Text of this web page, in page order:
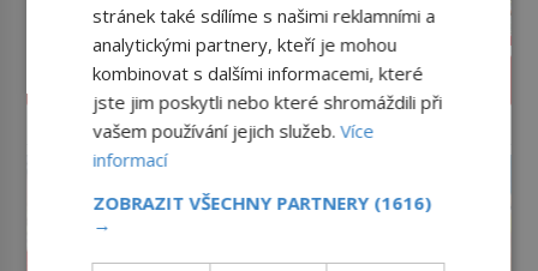
PROLISTOVAT ČASOPIS
reklama
stránek také sdílíme s našimi reklamními a
analytickými partnery, kteří je mohou
kombinovat s dalšími informacemi, které
jste jim poskytli nebo které shromáždili při
vašem používání jejich služeb.Více
informací
ZOBRAZIT VŠECHNY PARTNERY (1616)
→